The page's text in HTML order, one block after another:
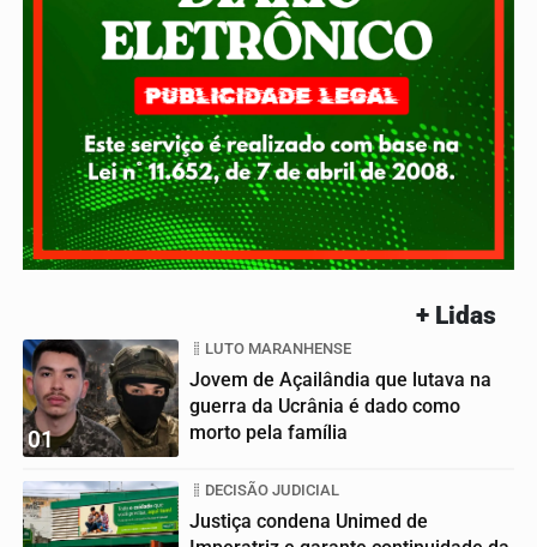
+ Lidas
01
LUTO MARANHENSE
Jovem de Açailândia que lutava na
guerra da Ucrânia é dado como
morto pela família
DECISÃO JUDICIAL
Justiça condena Unimed de